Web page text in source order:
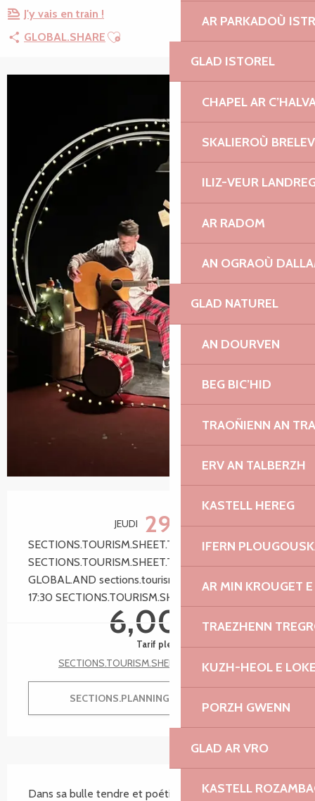
AR PARKADOÙ ISTR
GLAD ISTOREL
CHAPEL AR
SKALIEROÙ
ILIZ-VEUR
AR RADOM
AN OGRAOÙ
GLAD NATUREL
AN DOURVEN
BEG BIC’HID
TRAOÑIENN AN
ERV AN TALBERZH
KASTELL HEREG
IFERN
AR MIN KROUGET
TRAEZHENN
KUZH-HEOL E
PORZH GWENN
GLAD AR VRO
KASTELL
J'y vais en train !
GLOBAL.SHARE Ajouter aux favoris
JEUDI 29 OCTOBRE
SECTIONS.TOURISM.SHEET.TARIFFS.FROM 11:00
SECTIONS.TOURISM.SHEET.TARIFFS.TO 11:35
GLOBAL.AND sections.tourism.sheet.tariffs.from
17:30 SECTIONS.TOURISM.SHEET.TARIFFS.TO 18:05
6,00 €
Tarif plein
SECTIONS.TOURISM.SHEET.TARIFFS.SEE_ALL
SECTIONS.PLANNING.MENU.ORDER
SECTIONS.TOURISM.SHEET.DESCRIPTION
Dans sa bulle tendre et poétique, Monsieur Léo